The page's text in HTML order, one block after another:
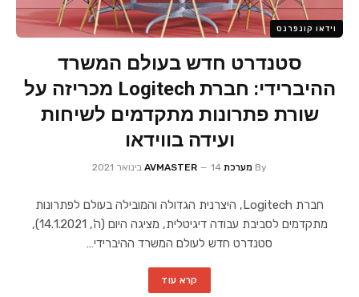
וידאו קונפרנס
סטנדרט חדש בעולם המשרד
ההיברידי: חברת Logitech מכריזה על
שורת פתרונות מתקדמים לשיחות
ועידה בווידאו
By מערכת AVMASTER 14 בינואר 2021
חברת Logitech, היצרנית הגדולה והמובילה בעולם לפתרונות
מתקדמים לסביבת עבודה דיגיטלית, מציגה היום (ה', 14.1.2021),
סטנדרט חדש לעולם המשרד ההיברידי…
קרא עוד